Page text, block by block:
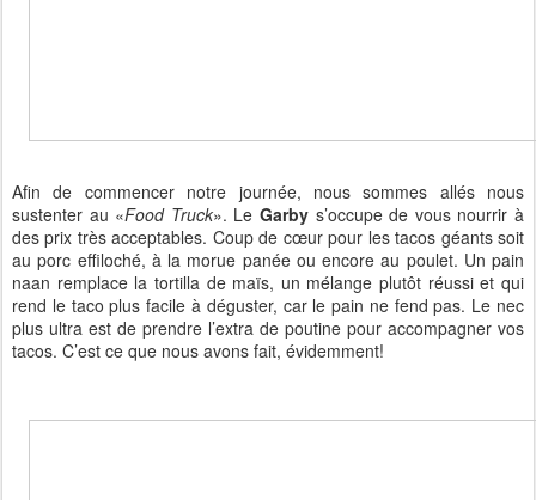
Afin de commencer notre journée, nous sommes allés nous
sustenter au «Food Truck». LeGarby s’occupe de vous nourrir à
des prix très acceptables. Coup de cœur pour les tacos géants soit
au porc effiloché, à la morue panée ou encore au poulet. Un pain
naan remplace la tortilla de maïs, un mélange plutôt réussi et qui
rend le taco plus facile à déguster, car le pain ne fend pas. Le nec
plus ultra est de prendre l’extra de poutine pour accompagner vos
tacos. C’est ce que nous avons fait, évidemment!